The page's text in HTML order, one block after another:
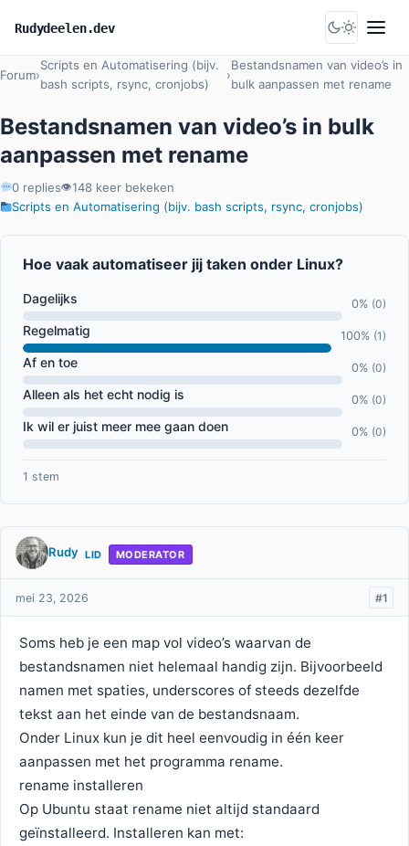
content
Rudydeelen.dev Menu
Forum›
Scripts en Automatisering (bijv.
bash scripts, rsync, cronjobs)
›
Bestandsnamen van video’s in
bulk aanpassen met rename
Bestandsnamen van video’s in bulk
aanpassen met rename
0 replies👁148 keer bekeken
Scripts en Automatisering (bijv. bash scripts, rsync, cronjobs)
Hoe vaak automatiseer jij taken onder Linux?
Dagelijks 0% (0)
Regelmatig 100% (1)
Af en toe 0% (0)
Alleen als het echt nodig is 0% (0)
Ik wil er juist meer mee gaan doen 0% (0)
1 stem
Rudy LID MODERATOR
mei 23, 2026 #1
Soms heb je een map vol video’s waarvan de
bestandsnamen niet helemaal handig zijn. Bijvoorbeeld
namen met spaties, underscores of steeds dezelfde
tekst aan het einde van de bestandsnaam.
Onder Linux kun je dit heel eenvoudig in één keer
aanpassen met het programma rename.
rename installeren
Op Ubuntu staat rename niet altijd standaard
geïnstalleerd. Installeren kan met: